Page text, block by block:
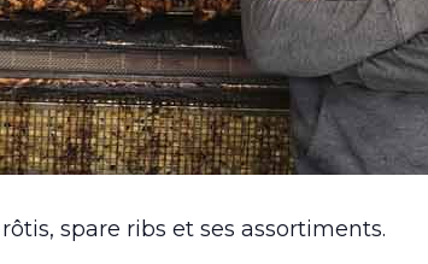
spare ribs et ses assortiments.